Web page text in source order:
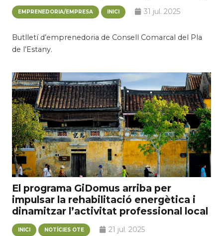
EMPRENEDORIA/EMPRESA INICI 31 jul. 2025
Butlletí d’emprenedoria de Consell Comarcal del Pla
de l’Estany.
El programa GiDomus arriba per
impulsar la rehabilitació energètica i
dinamitzar l’activitat professional local
INICI NOTÍCIES OTE 21 jul. 2025